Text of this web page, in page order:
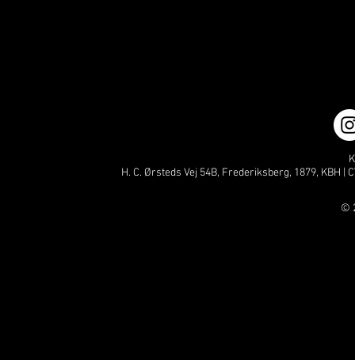
H. C. Ørsteds Vej 54B, Frederiksberg, 1879, KBH |
©